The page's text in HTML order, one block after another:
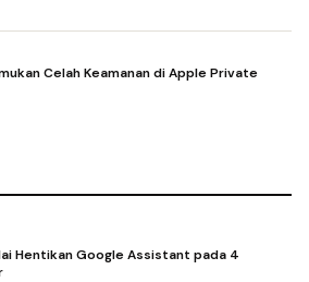
Celah Keamanan di Apple Private
Hentikan Google Assistant pada 4